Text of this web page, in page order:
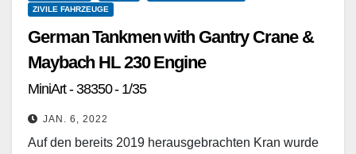
ZIVILE FAHRZEUGE
German Tankmen with Gantry Crane &
Maybach HL 230 Engine
MiniArt - 38350 - 1/35
JAN. 6, 2022
Auf den bereits 2019 herausgebrachten Kran wurde